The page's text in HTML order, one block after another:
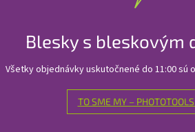
Blesky s bleskovým
Všetky objednávky uskutočnené do 11:00 sú
TO SME MY –